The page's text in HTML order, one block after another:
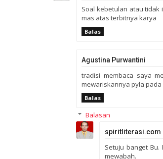
Soal kebetulan atau tidak
mas atas terbitnya karya
Balas
Agustina Purwantini
tradisi membaca saya
mewariskannya pyla
Balas
Balasan
spiritliterasi.com
Setuju banget
mewabah.